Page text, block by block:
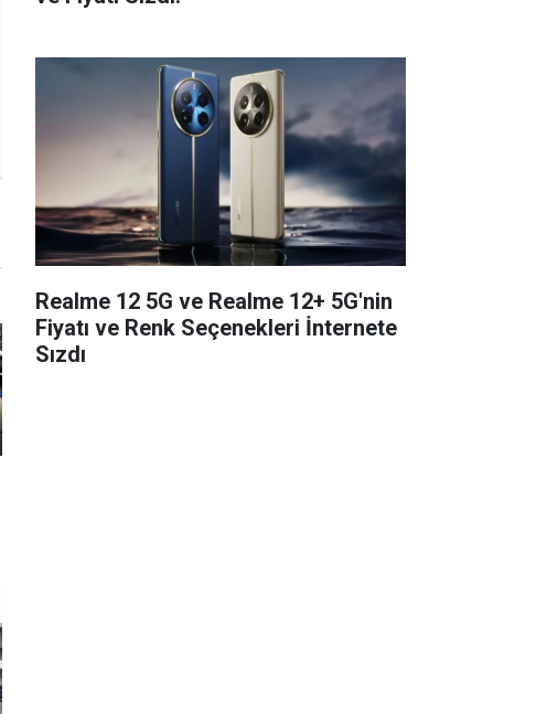
Realme 12 5G ve Realme 12+ 5G'nin
Fiyatı ve Renk Seçenekleri İnternete
Sızdı